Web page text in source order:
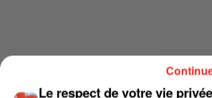
Le respect de votre vie